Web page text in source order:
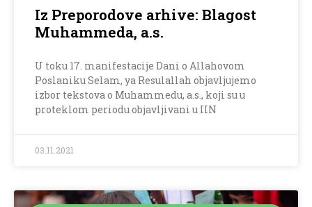
Iz Preporodove arhive: Blagost
Muhammeda, a.s.
U toku 17. manifestacije Dani o Allahovom
Poslaniku Selam, ya Resulallah objavljujemo
izbor tekstova o Muhammedu, a.s., koji su u
proteklom periodu objavljivani u IIN
03.11.2021